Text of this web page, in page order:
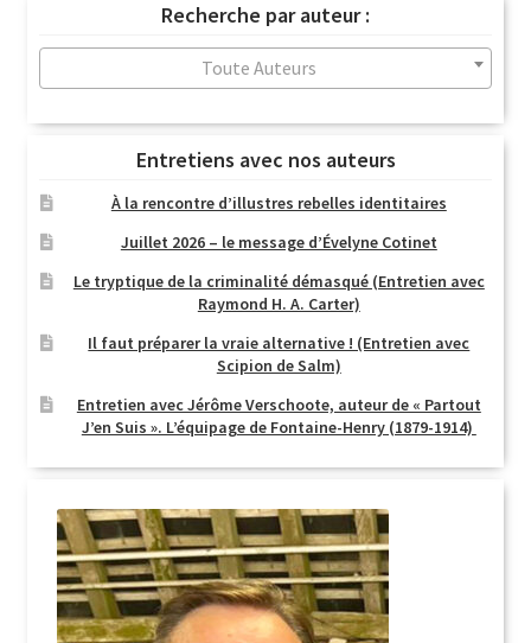
Recherche par auteur :
Toute Auteurs
Entretiens avec nos auteurs
À la rencontre d’illustres rebelles identitaires
Juillet 2026 – le message d’Évelyne Cotinet
Le tryptique de la criminalité démasqué (Entretien avec
Raymond H. A. Carter)
Il faut préparer la vraie alternative ! (Entretien avec
Scipion de Salm)
Entretien avec Jérôme Verschoote, auteur de « Partout
J’en Suis ». L’équipage de Fontaine-Henry (1879-1914)